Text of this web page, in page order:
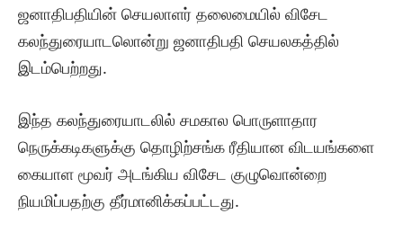
ஜனாதிபதியின் செயலாளர் தலைமையில் விசேட
கலந்துரையாடலொன்று ஜனாதிபதி செயலகத்தில்
இடம்பெற்றது.
இந்த கலந்துரையாடலில் சமகால பொருளாதார
நெருக்கடிகளுக்கு தொழிற்சங்க ரீதியான விடயங்களை
கையாள மூவர் அடங்கிய விசேட குழுவொன்றை
நியமிப்பதற்கு தீர்மானிக்கப்பட்டது.